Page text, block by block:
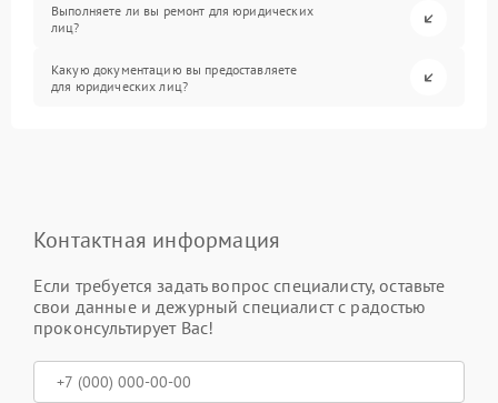
Выполняете ли вы ремонт для юридических
лиц?
Какую документацию вы предоставляете
для юридических лиц?
Контактная информация
Если требуется задать вопрос специалисту, оставьте
свои данные и дежурный специалист с радостью
проконсультирует Вас!